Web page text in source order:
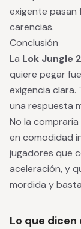
exigente pasan
carencias.
Conclusión
La Lok Jungle
quiere pegar
exigencia
una respuesta
No la
en comodidad
jugadores que
aceleración, y
mordida y
Lo que